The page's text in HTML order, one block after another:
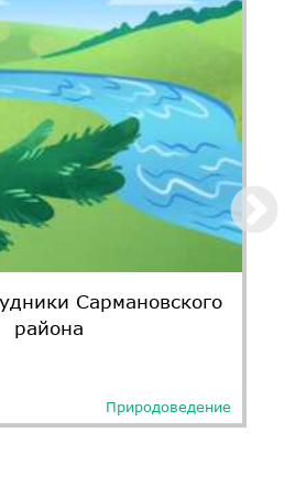
Сармановского
района
Природоведение